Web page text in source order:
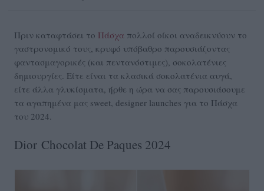
Πριν καταφτάσει το Πάσχα πολλοί οίκοι αναδεικνύουν το
γαστρονομικό τους, κρυφό υπόβαθρο παρουσιάζοντας
φαντασμαγορικές (και πεντανόστιμες), σοκολατένιες
δημιουργίες. Είτε είναι τα κλασικά σοκολατένια αυγά,
είτε άλλα γλυκίσματα, ήρθε η ώρα να σας παρουσιάσουμε
τα αγαπημένα μας sweet, designer launches για το Πάσχα
του 2024.
Dior Chocolat De Paques 2024